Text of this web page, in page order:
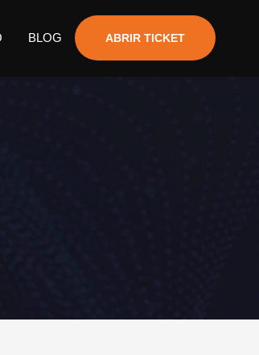
BLOG ABRIR TICKET